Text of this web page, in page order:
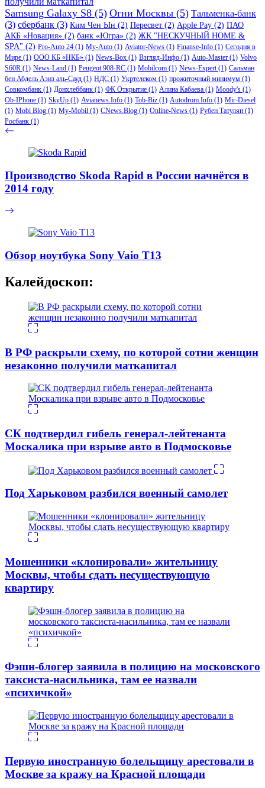
Samsung Galaxy S8 (5) Огни Москвы (5) Тальменка-банк
(3) сбербанк (3) Ким Чен Ын (2) Пересвет (2) Apple Pay (2) ПАО
АКБ «Новация» (2) банк «Югра» (2) ЖК "НЕСКУЧНЫЙ HOME &
SPA" (2) Pro-Auto 24 (1) My-Auto (1) Aviator-News (1) Finanse-Info (1) Сегодня в
Мире (1) ООО КБ «НКБ» (1) News-Box (1) Взгляд-Инфо (1) Auto-Master (1) Volvo
S60R (1) News-Land (1) Peugeot 908-RC (1) Mobilcom (1) News-Expert(1) Сальман
бен Абдель Азиз аль-Сауд (1) НДС (1) Укртелеком (1) прожиточный минимум (1)
Совкомбанк (1) Донхлеббанк (1) ФК Открытие (1) Алина Кабаева (1) Moody's (1)
Ob-IPhone (1) SkyUp (1) Avianews.Info (1) Tob-Biz (1) Autodrom.Info (1) Mir-Diesel
(1) Mobi Blog (1) My-Mobil (1) CNews.Blog (1) Online-News (1) Рубен Татулян (1)
Росбанк (1)
Производство Skoda Rapid в России начнётся в
2014 году
Обзор ноутбука Sony Vaio T13
Калейдоскоп:
В РФ раскрыли схему, по которой сотни женщин
незаконно получили маткапитал
СК подтвердил гибель генерал-лейтенанта
Москалика при взрыве авто в Подмосковье
Под Харьковом разбился военный самолет
Мошенники «клонировали» жительницу
Москвы, чтобы сдать несуществующую
квартиру
Фэшн-блогер заявила в полицию на московского
таксиста-насильника, там ее назвали
«психичкой»
Первую иностранную болельщицу арестовали в
Москве за кражу на Красной площади